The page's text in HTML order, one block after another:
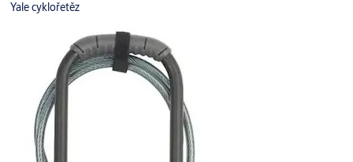
Yale cyklořetěz